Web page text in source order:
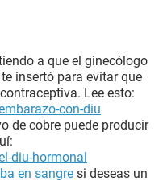
a que el ginecólogo
insertó para evitar que
Lee esto:
con-diu
de cobre puede producir
diu-hormonal
en sangre si deseas un